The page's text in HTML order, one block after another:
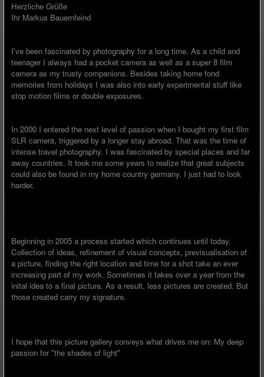
Herzliche Grüße
Ihr Markus Bauernfeind
I've been fascinated by photography for a long time. As a child and
teenager I always had a pocket camera as well as a super 8 film
camera as my trusty companions. Besides taking home fond
memories from holidays I was also into early experimental stuff like
stop motion films or double exposures.
In 2000 I entered the next level of passion when I bought my first film
SLR camera, triggered by a longer stay abroad. That was the time of
intense travel photography. I was fascinated by special places and far
away countries. It took me some years to realize that great subjects
could also be found in my home country germany. I just had to look
harder.
Beginning in 2005 a process started which continues until today.
Collection of ideas, refinement of visual concepts, previsualisation of
a picture, finding the right location and time for a shot take an ever
increasing part of my work. Sometimes it takes over a year from the
inital idea to a final picture. As a result, less pictures are created. But
those created carry my signature.
I hope that this picture gallery conveys what drives me on: My deep
passion for "the shades of light"